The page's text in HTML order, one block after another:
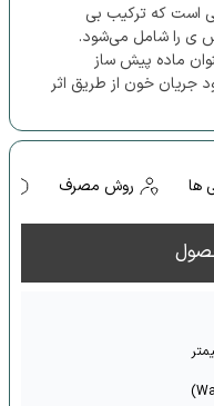
است که ترکیب بی
س ی را شامل می‌شود.
ماده پیش ساز
جریان خون از طریق اثر
ها روش مصرف